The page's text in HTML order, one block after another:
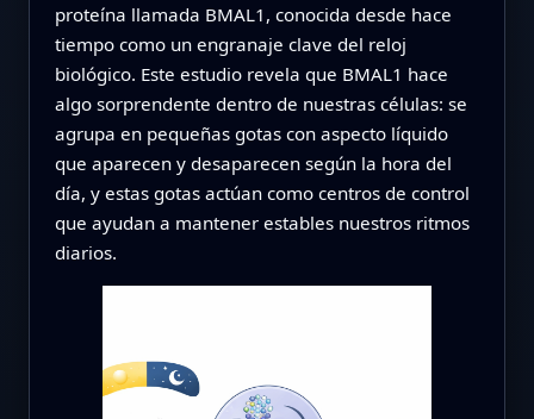
proteína llamada BMAL1, conocida desde hace
tiempo como un engranaje clave del reloj
biológico. Este estudio revela que BMAL1 hace
algo sorprendente dentro de nuestras células: se
agrupa en pequeñas gotas con aspecto líquido
que aparecen y desaparecen según la hora del
día, y estas gotas actúan como centros de control
que ayudan a mantener estables nuestros ritmos
diarios.